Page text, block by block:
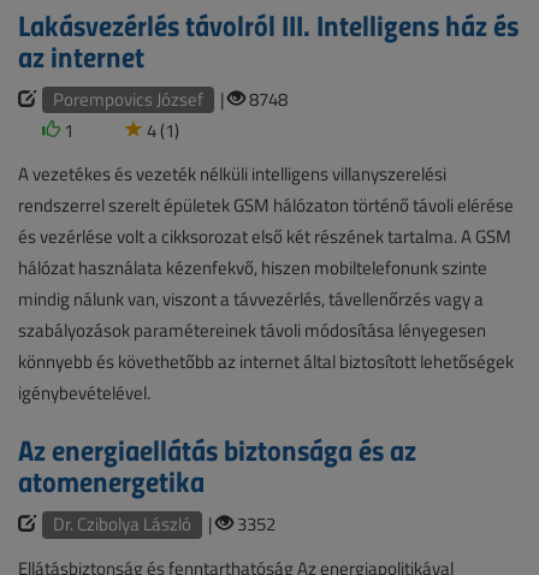
Lakásvezérlés távolról III. Intelligens ház és
az internet
Porempovics József |
8748
1
4 (1)
A vezetékes és vezeték nélküli intelligens villanyszerelési
rendszerrel szerelt épületek GSM hálózaton történő távoli elérése
és vezérlése volt a cikksorozat első két részének tartalma. A GSM
hálózat használata kézenfekvő, hiszen mobiltelefonunk szinte
mindig nálunk van, viszont a távvezérlés, távellenőrzés vagy a
szabályozások paramétereinek távoli módosítása lényegesen
könnyebb és követhetőbb az internet által biztosított lehetőségek
igénybevételével.
Az energiaellátás biztonsága és az
atomenergetika
Dr. Czibolya László |
3352
Ellátásbiztonság és fenntarthatóság Az energiapolitikával